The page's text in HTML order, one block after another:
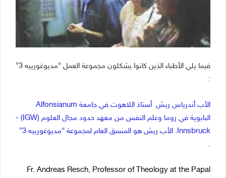
فيما يلي الأطباء الذين كانوا يشكلون مجموعة العمل “مديوغورييه 3”
:
الأب أندرياس ريش أستاذ اللاهوت في جامعة Alfonsianum
البابوية في روما وعلم النفس من معهد حدود مجال العلوم (IGW) -
Innsbruck. الأب ريش هو المنسق العام لمجموعة “مديوغورييه 3”
.
Fr. Andreas Resch, Professor of Theology at the Papal